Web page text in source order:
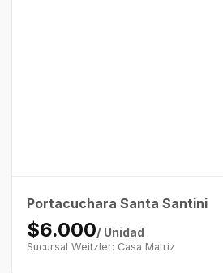
Portacuchara Santa Santini
$6.000/ Unidad
Sucursal Weitzler: Casa Matriz